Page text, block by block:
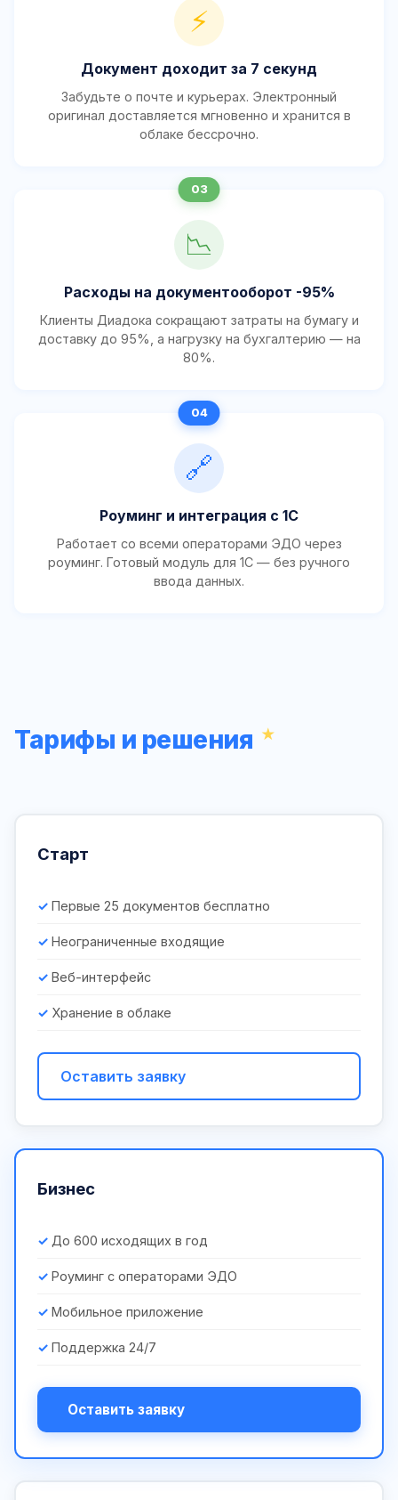
⚡
Документ доходит за 7 секунд
Забудьте о почте и курьерах. Электронный
оригинал доставляется мгновенно и хранится в
облаке бессрочно.
📉
Расходы на документооборот -95%
Клиенты Диадока сокращают затраты на бумагу и
доставку до 95%, а нагрузку на бухгалтерию — на
80%.
🔗
Роуминг и интеграция с 1С
Работает со всеми операторами ЭДО через
роуминг. Готовый модуль для 1С — без ручного
ввода данных.
Тарифы и решения
Старт
Первые 25 документов бесплатно
Неограниченные входящие
Веб-интерфейс
Хранение в облаке
Оставить заявку
Бизнес
До 600 исходящих в год
Роуминг с операторами ЭДО
Мобильное приложение
Поддержка 24/7
Оставить заявку